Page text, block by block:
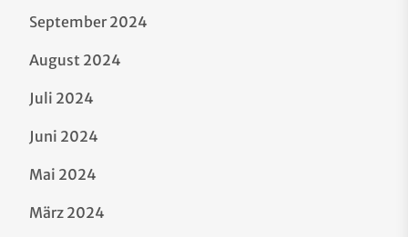
September 2024
August 2024
Juli 2024
Juni 2024
Mai 2024
März 2024